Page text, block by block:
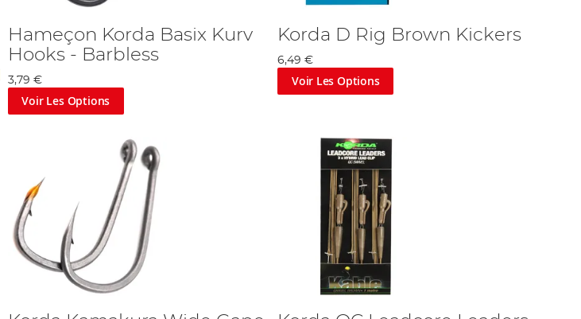
Hameçon Korda Basix Kurv
Hooks - Barbless
3,79 €
Voir Les Options
Korda D Rig Brown Kickers
6,49 €
Voir Les Options